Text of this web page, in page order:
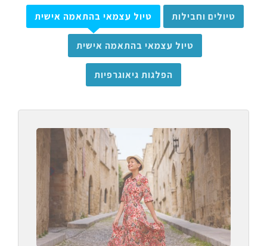
טיולים וחבילות טיול עצמאי בהתאמה אישית
טיול עצמאי בהתאמה אישית
הפלגות גיאוגרפיות